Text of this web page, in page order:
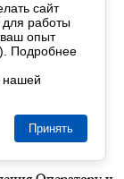
сайт
для работы
ваш опыт
Подробнее
нашей
Принять
персональных
на отзыв
определения
ранее